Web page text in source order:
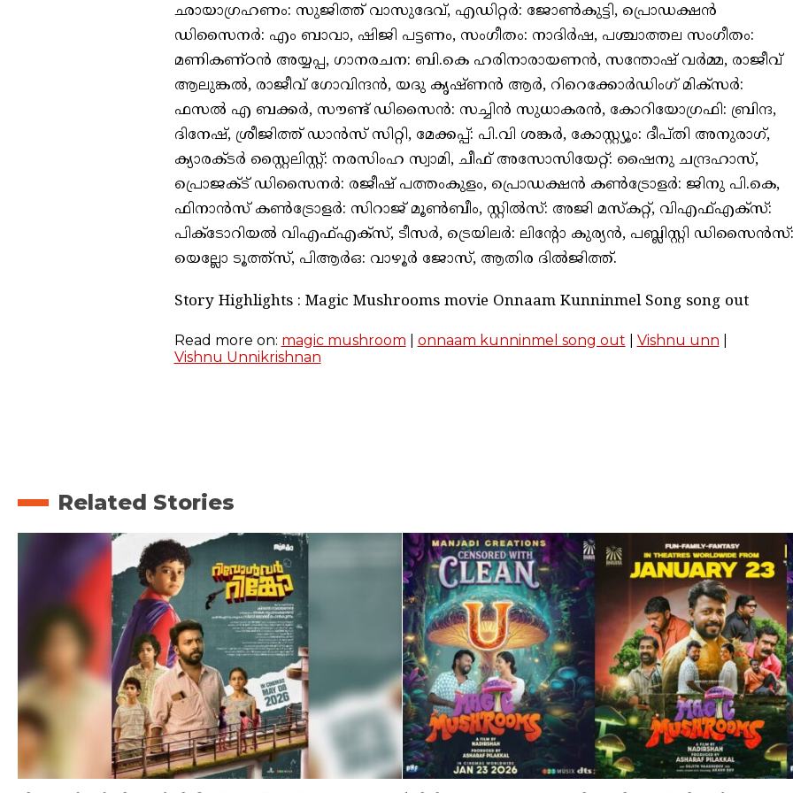
ഛായാഗ്രഹണം: സുജിത്ത് വാസുദേവ്, എഡിറ്റർ: ജോൺകുട്ടി, പ്രൊഡക്ഷൻ
ഡിസൈനർ: എം ബാവാ, ഷിജി പട്ടണം, സംഗീതം: നാദിര്‍ഷ, പശ്ചാത്തല സംഗീതം:
മണികണ്ഠൻ അയ്യപ്പ, ഗാനരചന: ബി.കെ ഹരിനാരായണൻ, സന്തോഷ് വർമ്മ, രാജീവ്
ആലുങ്കൽ, രാജീവ് ഗോവിന്ദൻ, യദു കൃഷ്ണൻ ആർ, റിറെക്കോ‍ർഡിംഗ് മിക്സർ:
ഫസൽ എ ബക്കർ, സൗണ്ട് ഡിസൈൻ: സച്ചിൻ സുധാകരൻ, കോറിയോഗ്രഫി: ബ്രിന്ദ,
ദിനേഷ്, ശ്രീജിത്ത് ഡാൻസ് സിറ്റി, മേക്കപ്പ്: പി.വി ശങ്കർ, കോസ്റ്റ്യൂം: ദീപ്തി അനുരാഗ്,
ക്യാരക്ടർ സ്റ്റൈലിസ്റ്റ്: നരസിംഹ സ്വാമി, ചീഫ് അസോസിയേറ്റ്: ഷൈനു ചന്ദ്രഹാസ്,
പ്രൊജക്ട് ഡിസൈനർ: രജീഷ് പത്തംകുളം, പ്രൊഡക്ഷൻ കൺട്രോളർ: ജിനു പി.കെ,
ഫിനാൻസ് കൺട്രോളർ: സിറാജ് മൂൺബീം, സ്റ്റിൽസ്: അജി മസ്കറ്റ്, വിഎഫ്എക്സ്:
പിക്ടോറിയൽ വിഎഫ്എക്സ്, ടീസർ‍, ട്രെയിലർ‍: ലിന്‍റോ കുര്യൻ, പബ്ലിസ്റ്റി ഡിസൈൻസ്:
യെല്ലോ ടൂത്ത്സ്, പിആർഒ: വാഴൂർ ജോസ്, ആതിര ദിൽജിത്ത്.
Story Highlights : Magic Mushrooms movie Onnaam Kunninmel Song song out
Read more on: magic mushroom onnaam kunninmel song out Vishnu unn
Vishnu Unnikrishnan
Related Stories